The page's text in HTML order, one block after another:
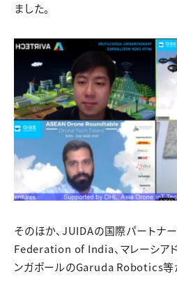
ました。
そのほか、JUIDAの国際パートナ
Federation of India、マレーシアド
ンガポールのGaruda Robotics等